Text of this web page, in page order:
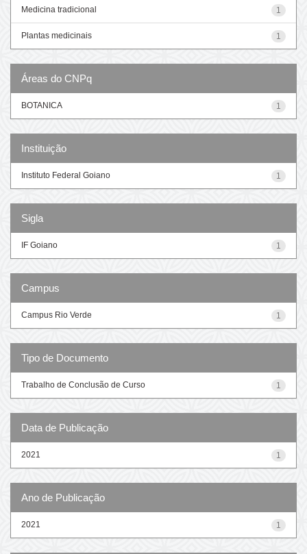
1
Medicina tradicional
1
Plantas medicinais
Áreas do CNPq
1
BOTANICA
Instituição
1
Instituto Federal Goiano
Sigla
1
IF Goiano
Campus
1
Campus Rio Verde
Tipo de Documento
1
Trabalho de Conclusão de Curso
Data de Publicação
1
2021
Ano de Publicação
1
2021